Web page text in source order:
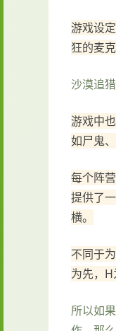
游戏设
狂的麦
沙漠追猎
游戏中
如尸鬼
每个阵
提供了
横。
不同于
为先，H
所以如